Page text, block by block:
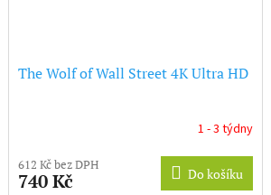
The Wolf of Wall Street 4K Ultra HD
1 - 3 týdny
612 Kč bez DPH
740 Kč Do košíku